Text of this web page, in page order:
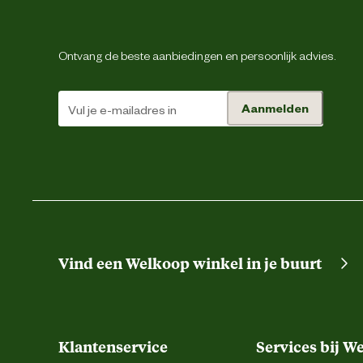
Ontvang de beste aanbiedingen en persoonlijk advies.
Aanmelden
Vind een Welkoop winkel in je buurt
Klantenservice Services bij